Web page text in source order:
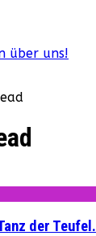
über uns!
der Teufel.